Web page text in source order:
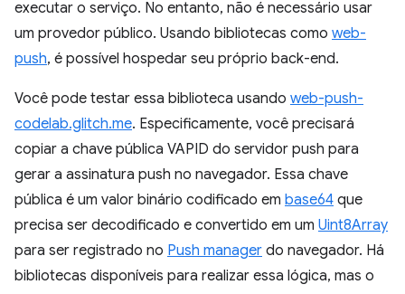
executar o serviço. No entanto, não é necessário usar
um provedor público. Usando bibliotecas como web-
push, é possível hospedar seu próprio back-end.
Você pode testar essa biblioteca usando web-push-
codelab.glitch.me. Especificamente, você precisará
copiar a chave pública VAPID do servidor push para
gerar a assinatura push no navegador. Essa chave
pública é um valor binário codificado em base64 que
precisa ser decodificado e convertido em um Uint8Array
para ser registrado no Push manager do navegador. Há
bibliotecas disponíveis para realizar essa lógica, mas o